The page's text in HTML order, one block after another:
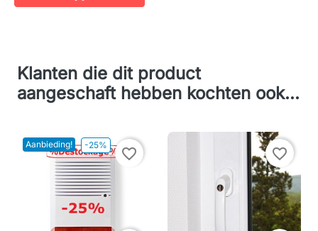
Klanten die dit product
aangeschaft hebben kochten ook...
Aanbieding! -25%
favorite_border favorite_border